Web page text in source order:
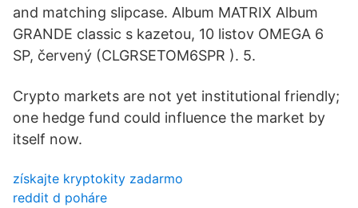
and matching slipcase. Album MATRIX Album
GRANDE classic s kazetou, 10 listov OMEGA 6
SP, červený (CLGRSETOM6SPR ). 5.
Crypto markets are not yet institutional friendly;
one hedge fund could influence the market by
itself now.
získajte kryptokity zadarmo
reddit d poháre